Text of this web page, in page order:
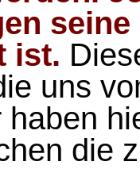
ist.
uns
die